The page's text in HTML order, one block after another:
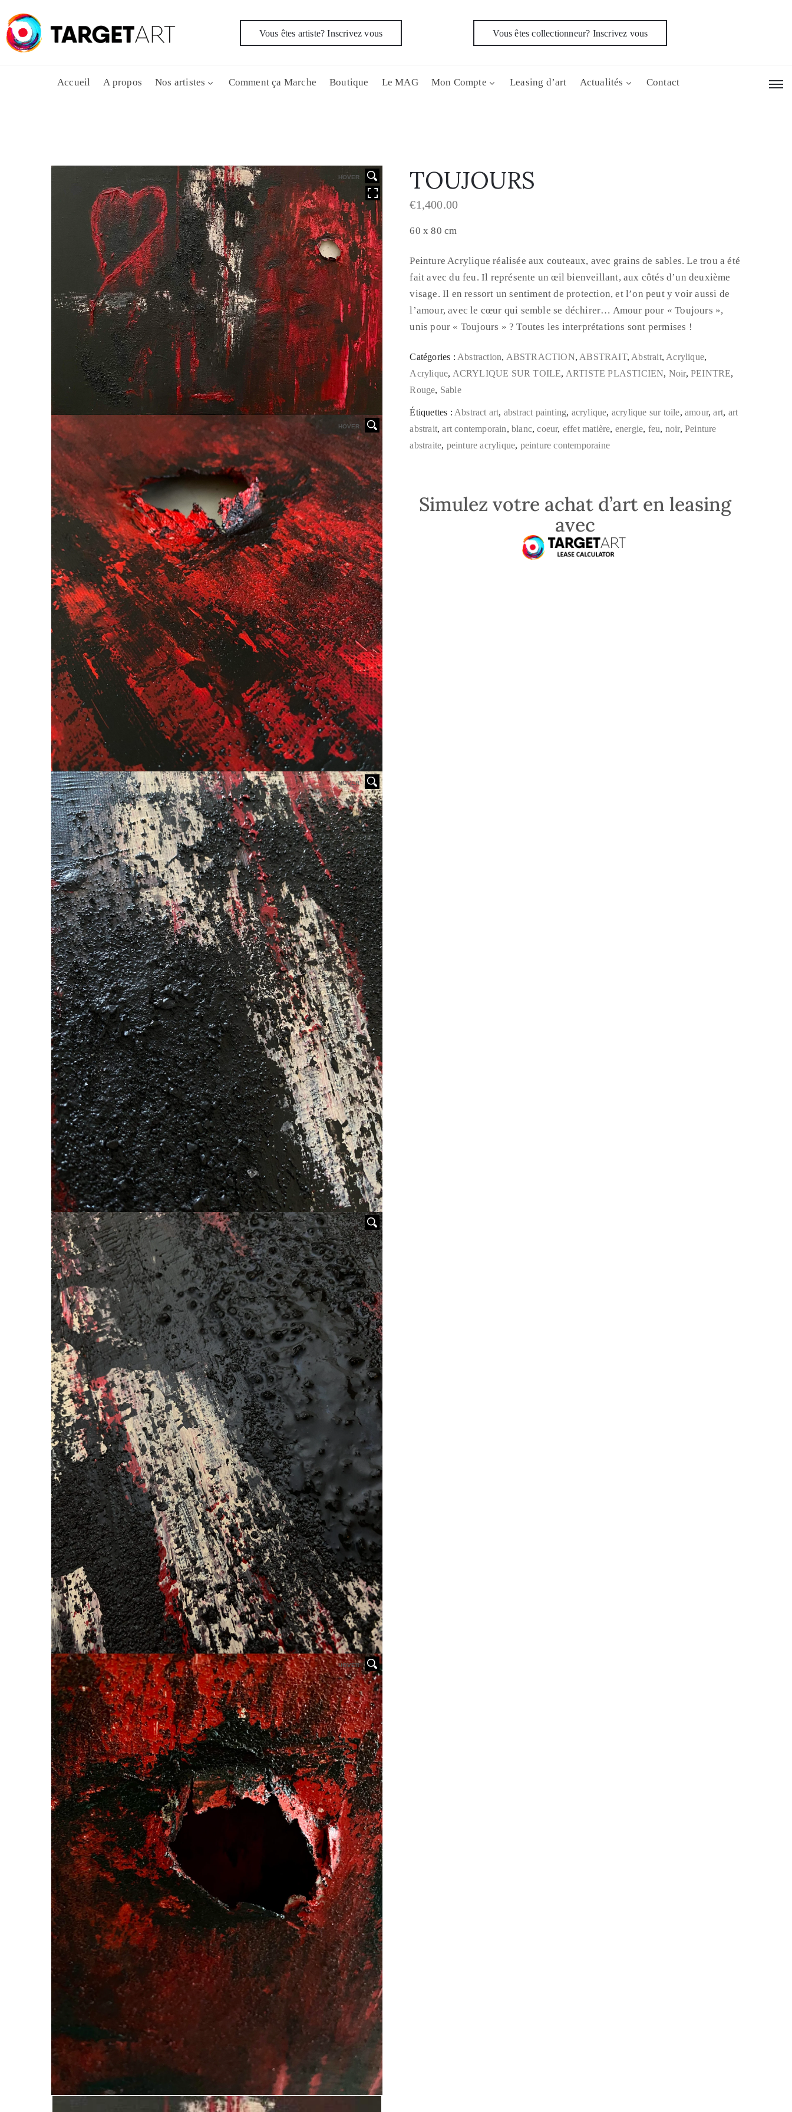
Vous êtes artiste? Inscrivez vous Vous êtes collectionneur? Inscrivez vous
Accueil A propos Nos artistes Comment ça Marche Boutique Le MAG Mon Compte Leasing d’art Actualités Contact
HOVER
HOVER
HOVER
HOVER
HOVER
TOUJOURS
€1,400.00
60 x 80 cm
Peinture Acrylique réalisée aux couteaux, avec grains de sables. Le trou a été
fait avec du feu. Il représente un œil bienveillant, aux côtés d’un deuxième
visage. Il en ressort un sentiment de protection, et l’on peut y voir aussi de
l’amour, avec le cœur qui semble se déchirer… Amour pour « Toujours »,
unis pour « Toujours » ? Toutes les interprétations sont permises !
Catégories : Abstraction, ABSTRACTION, ABSTRAIT, Abstrait, Acrylique,
Acrylique, ACRYLIQUE SUR TOILE, ARTISTE PLASTICIEN, Noir,PEINTRE,
Rouge, Sable
Étiquettes : Abstract art, abstract painting, acrylique, acrylique sur toile,amour,art, art
abstrait,art contemporain,blanc,coeur, effet matière, energie, feu, noir, Peinture
abstraite, peinture acrylique, peinture contemporaine
Simulez votre achat d’art en leasing
avec